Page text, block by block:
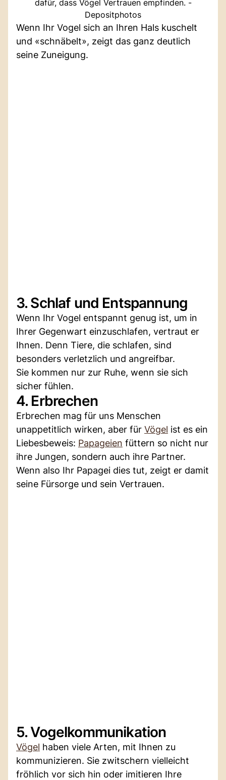
dafür, dass Vögel Vertrauen empfinden. -
Depositphotos
Wenn Ihr Vogel sich an Ihren Hals kuschelt
und «schnäbelt», zeigt das ganz deutlich
seine Zuneigung.
3. Schlaf und Entspannung
Wenn Ihr Vogel entspannt genug ist, um in
Ihrer Gegenwart einzuschlafen, vertraut er
Ihnen. Denn Tiere, die schlafen, sind
besonders verletzlich und angreifbar.
Sie kommen nur zur Ruhe, wenn sie sich
sicher fühlen.
4. Erbrechen
Erbrechen mag für uns Menschen
unappetitlich wirken, aber für Vögel ist es ein
Liebesbeweis: Papageien füttern so nicht nur
ihre Jungen, sondern auch ihre Partner.
Wenn also Ihr Papagei dies tut, zeigt er damit
seine Fürsorge und sein Vertrauen.
5. Vogelkommunikation
Vögel haben viele Arten, mit Ihnen zu
kommunizieren. Sie zwitschern vielleicht
fröhlich vor sich hin oder imitieren Ihre